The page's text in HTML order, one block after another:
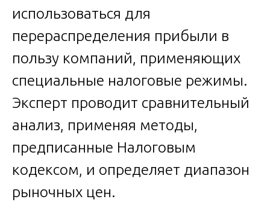
использоваться для
перераспределения прибыли в
пользу компаний, применяющих
специальные налоговые режимы.
Эксперт проводит сравнительный
анализ, применяя методы,
предписанные Налоговым
кодексом, и определяет диапазон
рыночных цен.